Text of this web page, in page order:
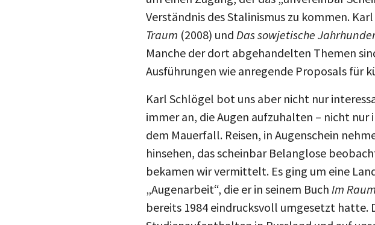
Verständnis des Stalinismus zu kommen.
Traum(2008) undDas sowjetische
Manche der dort abgehandelten Themen
Ausführungen wie anregende Proposals für
immer an, die Augen aufzuhalten – nicht
dem Mauerfall. Reisen, in Augenschein
hinsehen, das scheinbar Belanglose
bekamen wir vermittelt. Es ging um eine
„Augenarbeit“, die er in seinem BuchIm
bereits 1984 eindrucksvoll umgesetzt hatte.
Studienaufenthalten in Russland und auf